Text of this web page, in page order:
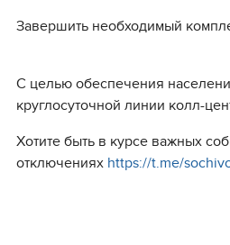
Завершить необходимый
С целью обеспечения
круглосуточной линии колл-
Хотите быть в курсе важных
отключениях https://t.me/